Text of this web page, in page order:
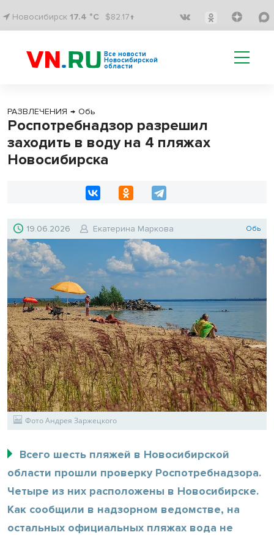
Новосибирск 17.4 °C $82.17↑
Все новости
Новосибирской
области
РАЗВЛЕЧЕНИЯ → Обь
Роспотребнадзор разрешил
заходить в воду на 4 пляжах
Новосибирска
19.06.2026 Екатерина Маркова Обь
Фото Андрея Заржецкого
Всего шесть пляжей в Новосибирской
области прошли проверку Роспотребнадзора.
Четыре из них расположены в Новосибирске.
Как сообщили в надзорном ведомстве, на
остальных официальных пляжах вода не